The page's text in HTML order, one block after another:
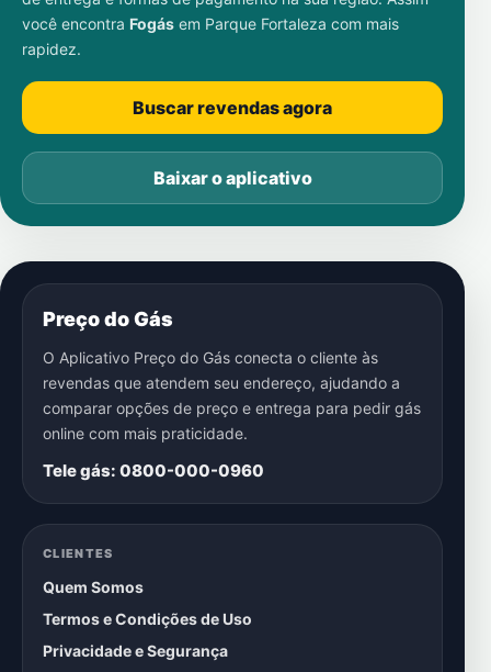
você encontra Fogás em Parque Fortaleza com mais
rapidez.
Buscar revendas agora
Baixar o aplicativo
Preço do Gás
O Aplicativo Preço do Gás conecta o cliente às
revendas que atendem seu endereço, ajudando a
comparar opções de preço e entrega para pedir gás
online com mais praticidade.
Tele gás: 0800-000-0960
CLIENTES
Quem Somos
Termos e Condições de Uso
Privacidade e Segurança